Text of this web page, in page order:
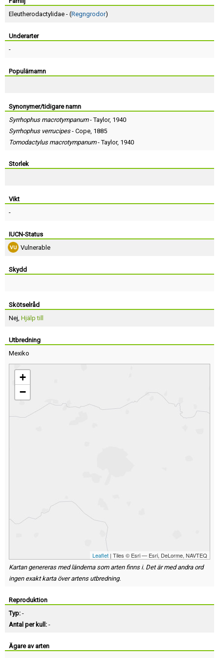
Eleutherodactylidae - (Regngrodor)
Underarter
-
Populärnamn
Synonymer/tidigare namn
Syrrhophus macrotympanum-Taylor, 1940
Syrrhophus verrucipes- Cope, 1885
Tomodactylus macrotympanum-Taylor, 1940
Storlek
Vikt
-
IUCN-Status
Vulnerable
Skydd
Skötselråd
Nej, Hjälp till
Utbredning
Mexiko
+
−
Leaflet | Tiles © Esri — Esri, DeLorme, NAVTEQ
Kartan genereras med länderna som arten finns i. Det är med andra ord
ingen exakt karta över artens utbredning.
Reproduktion
Typ: -
Antal per kull: -
Ägare av arten